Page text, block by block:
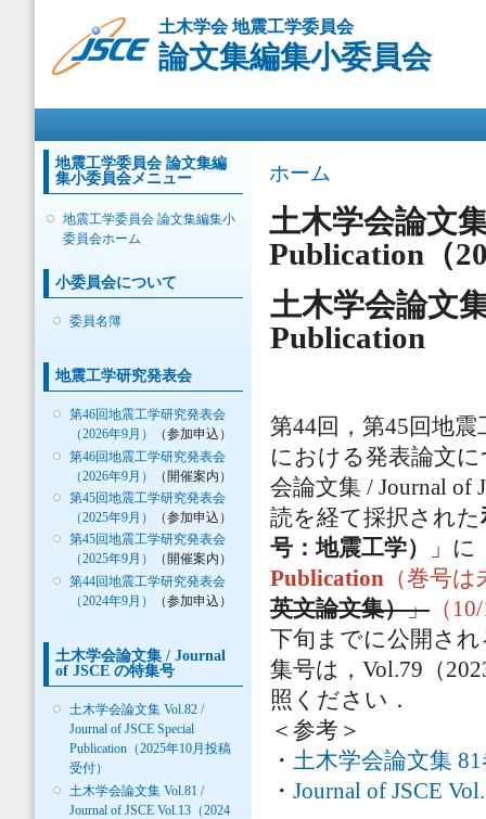
動
土木学会 地震工学委員会
論文集編集小委員会
地震工学委員会 論文集編
集小委員会メニュー
地震工学委員会 論文集編集小
委員会ホーム
小委員会について
委員名簿
地震工学研究発表会
第46回地震工学研究発表会
（2026年9月）
（参加申込）
第46回地震工学研究発表会
（2026年9月）
（開催案内）
第45回地震工学研究発表会
（2025年9月）
（参加申込）
第45回地震工学研究発表会
（2025年9月）
（開催案内）
第44回地震工学研究発表会
（2024年9月）
（参加申込）
土木学会論文集 / Journal
of JSCE の特集号
土木学会論文集 Vol.82 /
Journal of JSCE Special
Publication（2025年10月投稿
受付）
土木学会論文集 Vol.81 /
Journal of JSCE Vol.13（2024
現在地
ホーム
土木学会論文
Publication（
土木学会論文
Publication
第44回，第45回地
における発表論文
会論文集 / Journal
読を経て採択された
号：地震工学）
」に
Publication （巻号
英文論文集）」 （
下旬までに公開さ
集号は，Vol.79（
照ください．
＜参考＞
・ 土木学会論文集
・ Journal of JSCE